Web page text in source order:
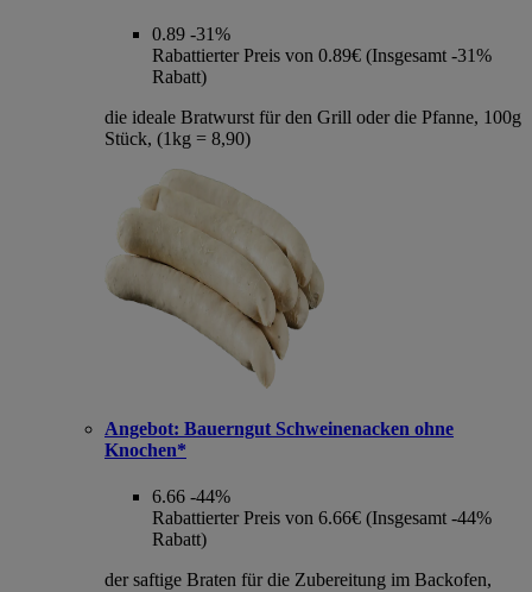
0.89 -31%
Rabattierter Preis von 0.89€ (Insgesamt -31%
Rabatt)
die ideale Bratwurst für den Grill oder die Pfanne, 100g
Stück, (1kg = 8,90)
Angebot: Bauerngut Schweinenacken ohne
Knochen*
6.66 -44%
Rabattierter Preis von 6.66€ (Insgesamt -44%
Rabatt)
der saftige Braten für die Zubereitung im Backofen,